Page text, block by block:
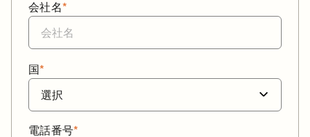
*
会社名
*
国
*
電話番号